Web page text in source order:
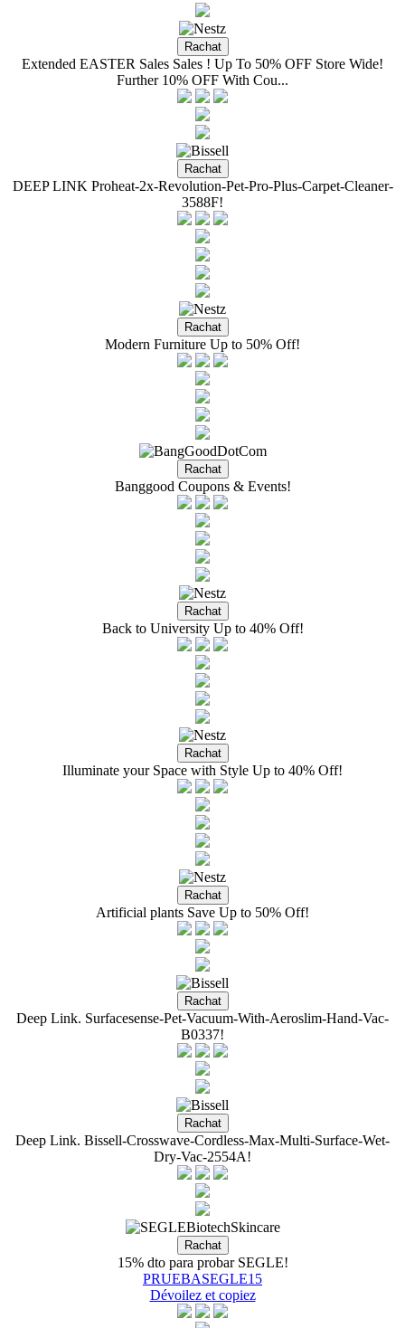
Extended EASTER Sales Sales ! Up To 50% OFF Store Wide!
Further 10% OFF With Cou...
DEEP LINK Proheat-2x-Revolution-Pet-Pro-Plus-Carpet-Cleaner-
3588F!
Modern Furniture Up to 50% Off!
Banggood Coupons & Events!
Back to University Up to 40% Off!
Illuminate your Space with Style Up to 40% Off!
Artificial plants Save Up to 50% Off!
Deep Link. Surfacesense-Pet-Vacuum-With-Aeroslim-Hand-Vac-
B0337!
Deep Link. Bissell-Crosswave-Cordless-Max-Multi-Surface-Wet-
Dry-Vac-2554A!
15% dto para probar SEGLE!
PRUEBASEGLE15
Dévoilez et copiez